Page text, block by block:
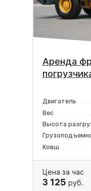
Аренда
Двигатель
Вес
Высота
Ковш
Цена за час
3 125 руб.